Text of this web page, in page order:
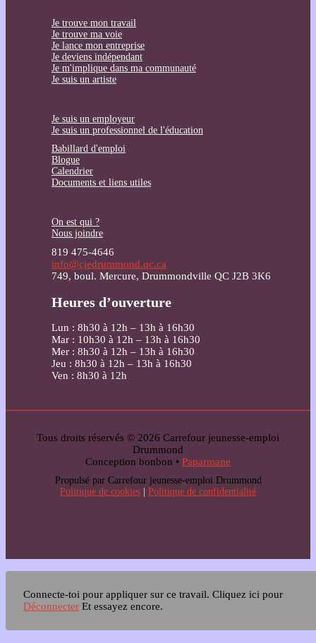
Je trouve mon travail
Je trouve ma voie
Je lance mon entreprise
Je deviens indépendant
Je m'implique dans ma communauté
Je suis un artiste
Je suis un employeur
Je suis un professionnel de l'éducation
Babillard d'emploi
Blogue
Calendrier
Documents et liens utiles
On est qui ?
Nous joindre
819 475-4646
info@cjedrummond.qc.ca
749, boul. Mercure, Drummondville QC J2B 3K6
Heures d’ouverture
Lun : 8h30 à 12h – 13h à 16h30
Mar : 10h30 à 12h – 13h à 16h30
Mer : 8h30 à 12h – 13h à 16h30
Jeu : 8h30 à 12h – 13h à 16h30
Ven : 8h30 à 12h
Tous droits réservés © 2026 Carrefour jeunesse-emploi
Drummond
Conception bonbon • Paparmane
Propulsé par Carrefour jeunesse-emploi Drummond
Politique de cookies
Politique de confidentialité
Connecte-toi pour appliquer sur ce travail. Cliquez ici pour
Déconnecter Et essayez encore.